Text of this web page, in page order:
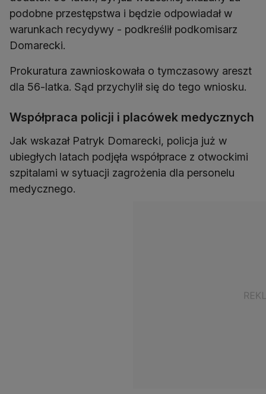
podobne przestępstwa i będzie odpowiadał w
warunkach recydywy - podkreślił podkomisarz
Domarecki.
Prokuratura zawnioskowała o tymczasowy areszt
dla 56-latka. Sąd przychylił się do tego wniosku.
Współpraca policji i placówek medycznych
Jak wskazał Patryk Domarecki, policja już w
ubiegłych latach podjęła współprace z otwockimi
szpitalami w sytuacji zagrożenia dla personelu
medycznego.